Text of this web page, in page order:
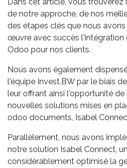
de notre approche, de nos
des étapes clés que nous
œuvre avec succès l'intégration
Odoo pour nos clients.
Nous avons également
l'équipe Invest.BW par le biais
leur offrant ainsi l'opportunité
nouvelles solutions mises en
odoo documents, Isabel
Parallèlement, nous avons
notre solution Isabel Connect,
considérablement optimisé la